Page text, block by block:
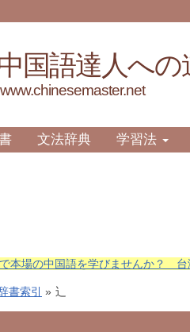
国語達人への
www.chinesemaster.net
文法辞典 学習法
本場の中国語を学びませんか？ 台
書索引 » 辶